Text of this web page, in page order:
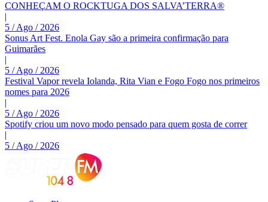
CONHEÇAM O ROCKTUGA DOS SALVA’TERRA®
|
5 / Ago / 2026
Sonus Art Fest. Enola Gay são a primeira confirmação para
Guimarães
|
5 / Ago / 2026
Festival Vapor revela Iolanda, Rita Vian e Fogo Fogo nos primeiros
nomes para 2026
|
5 / Ago / 2026
Spotify criou um novo modo pensado para quem gosta de correr
|
5 / Ago / 2026